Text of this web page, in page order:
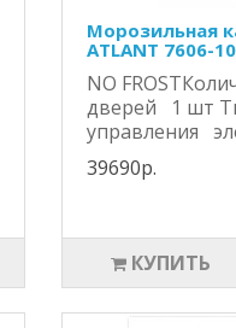
Морозильная
ATLANT 7606-
NO
дверей 1 шт
управления
39690р.
КУПИТЬ